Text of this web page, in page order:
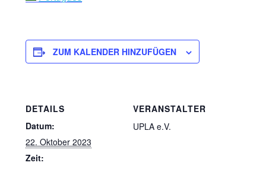
ZUM KALENDER HINZUFÜGEN
DETAILS
Datum:
22. Oktober 2023
Zeit:
VERANSTALTER
UPLA e.V.